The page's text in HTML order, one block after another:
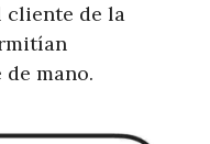
cliente de la
mano.